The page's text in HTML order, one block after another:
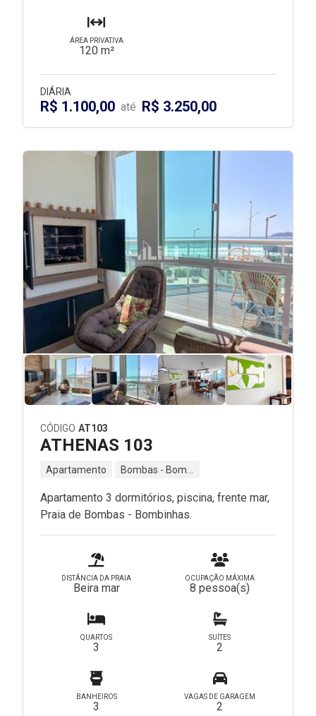
ÁREA PRIVATIVA
120 m²
DIÁRIA
R$ 1.100,00 até R$ 3.250,00
CÓDIGO AT103
ATHENAS 103
Apartamento
Apartamento 3 dormitórios, piscina, frente mar,
Praia de Bombas - Bombinhas.
DISTÂNCIA DA PRAIA
Beira mar
OCUPAÇÃO MÁXIMA
8 pessoa(s)
QUARTOS
3
SUÍTES
2
BANHEIROS
3
VAGAS DE GARAGEM
2